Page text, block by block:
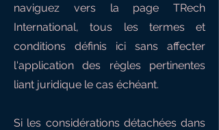
naviguez vers la page TRech
International, tous les termes et
conditions définis ici sans affecter
l'application des règles pertinentes
liant juridique le cas échéant.
Si les considérations détachées dans